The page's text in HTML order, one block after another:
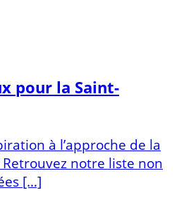
pour la Saint-
à l’approche de la
Retrouvez notre liste non
[…]